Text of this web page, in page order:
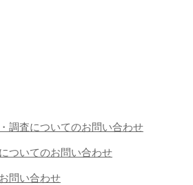
調査についてのお問い合わせ
ついてのお問い合わせ
問い合わせ